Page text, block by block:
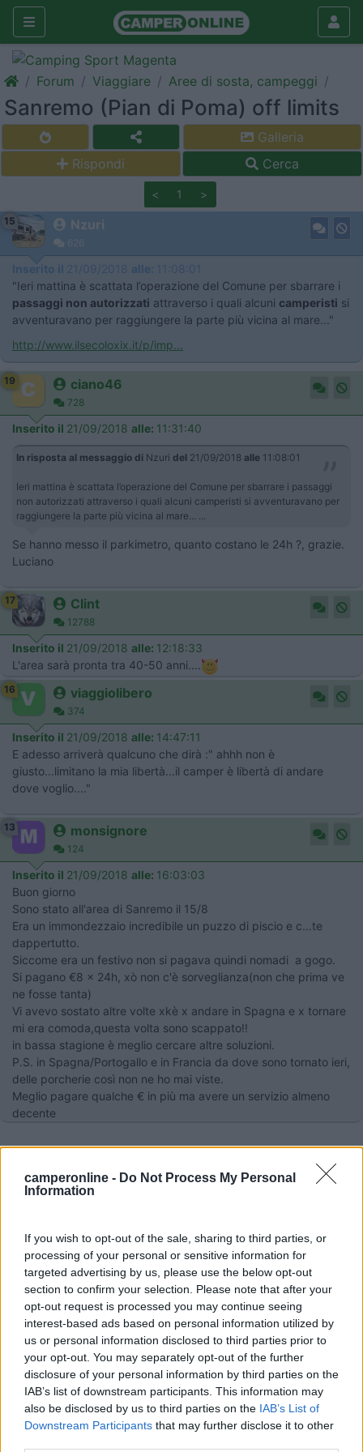
camperonline - Do Not Process My Personal
Information
If you wish to opt-out of the sale, sharing to third parties, or
processing of your personal or sensitive information for
targeted advertising by us, please use the below opt-out
section to confirm your selection. Please note that after your
opt-out request is processed you may continue seeing
interest-based ads based on personal information utilized by
us or personal information disclosed to third parties prior to
your opt-out. You may separately opt-out of the further
disclosure of your personal information by third parties on the
IAB’s list of downstream participants. This information may
also be disclosed by us to third parties on the IAB’s List of
Downstream Participants that may further disclose it to other
Forum Viaggiare Aree di sosta, campeggi
Sanremo (Pian di Poma) off limits
Galleria
Rispondi
Cerca
< 1 >
15 Nzuri
626
Inserito il 21/09/2018 alle: 11:08:01
"Ieri mattina è scattata l’operazione del Comune per sbarrare i
passaggi non autorizzati attraverso i quali alcuni camperisti si
avventuravano per raggiungere la parte più vicina al mare..."
http://www.ilsecoloxix.it/p/imp...
19 ciano46
728
Inserito il 21/09/2018 alle: 11:31:40
In risposta al messaggio di Nzuri del 21/09/2018 alle 11:08:01
Ieri mattina è scattata l’operazione del Comune per sbarrare i passaggi
non autorizzati attraverso i quali alcuni camperisti si avventuravano per
raggiungere la parte più vicina al mare... ...
Se hanno messo il parkimetro, quanto costano le 24h ?, grazie.
Luciano
17 Clint
12788
Inserito il 21/09/2018 alle: 12:18:33
L'area sarà pronta tra 40-50 anni....
16 viaggiolibero
374
Inserito il 21/09/2018 alle: 14:47:11
E adesso arriverà qualcuno che dirà :" ahhh non è
giusto...limitano la mia libertà...il camper è libertà di andare
dove voglio...."
13 monsignore
124
Inserito il 21/09/2018 alle: 16:03:03
Buon giorno
Sono stato all'area di Sanremo il 15/8
Era un immondezzaio incredibile un puzzo di piscio e c...te
dappertutto.
Siccome era un festivo non si pagava quindi nomadi a gogo.
Si pagano €8 x 24h, xò non c'è sorveglianza(non che prima ve
ne fosse tanta)
Vi avevo sostato altre volte xkè x andare in Spagna e x tornare
mi era comoda,questa volta sono scappato!!
in bassa stagione è meglio cercare altre soluzioni.
P.S. in Spagna/Portogallo e in Francia da dove sono tornato ieri,
delle porcherie così non ne ho mai viste.
Meglio pagare qualche € in più ma avere un servizio almeno
decente
2assi
3578
Inserito il21/09/2018 alle:19:51:28
Ma con tanti bei posti che abbiamo ad Imperia, proprio a
Sanremo vi volete infilare...MAH